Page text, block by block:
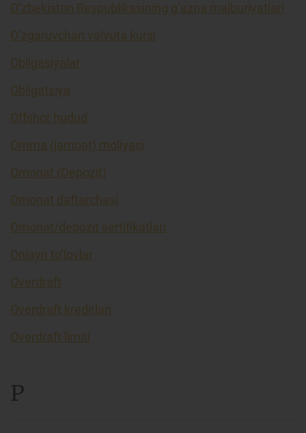
O’zbekiston Respublikasining g’azna majburiyatlari
O’zgaruvchan valyuta kursi
Obligasiyalar
Obligatsiya
Offshor hudud
Omma (jamoat) moliyasi
Omonat (Depozit)
Omonat daftarchasi
Omonat/depozit sertifikatlari
Onlayn to’lovlar
Overdraft
Overdraft kreditlari
Overdraft limiti
P